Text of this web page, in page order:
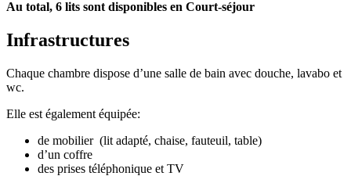
Au total, 6 lits sont disponibles en Court-séjour
Infrastructures
Chaque chambre dispose d’une salle de bain avec douche, lavabo et
wc.
Elle est également équipée:
de mobilier (lit adapté, chaise, fauteuil, table)
d’un coffre
des prises téléphonique et TV